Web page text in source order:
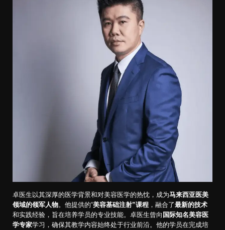
卓医生以其深厚的医学背景和对美容医学的热忱，成为马来西亚医美
领域的领军人物。他提供的“美容基础注射”课程 ，融合了最新的技术
和实践经验，旨在培养学员的专业技能。卓医生曾向 国际知名美容医
学专家学习，确保其教学内容始终处于行业前沿。他的学员在完成培